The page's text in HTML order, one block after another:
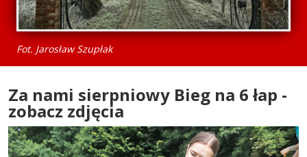
Fot. Jarosław Szupłak
Za nami sierpniowy Bieg na 6 łap -
zobacz zdjęcia